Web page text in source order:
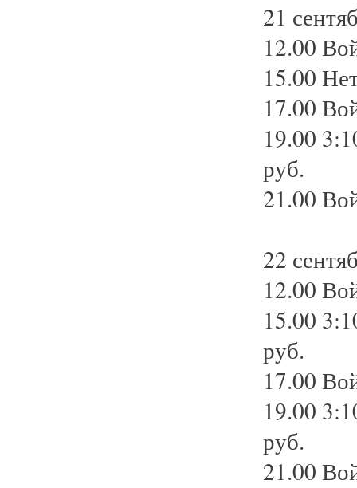
21
12.00
15.00
17.00
19.00
руб.
21.00
22
12.00
15.00
руб.
17.00
19.00
руб.
21.00